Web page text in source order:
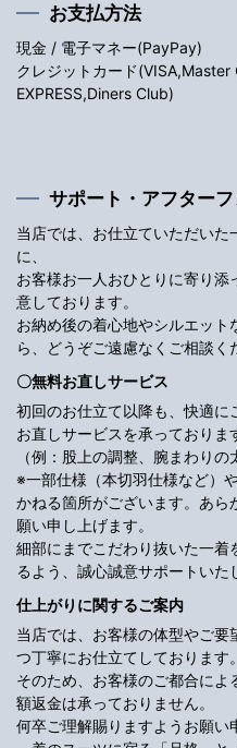
お支払方法
現金 / 電子マネー(PayPay)
クレジットカード(VISA,Master
EXPRESS,Diners Club)
サポート・アフター
当店では、お仕立ていただい
に、
お客様お一人おひとりに寄り
意しております。
お納め後の着心地やシルエッ
ら、どうぞご遠慮なくご相談く
〇無料お直しサービス
初回のお仕立て以降も、快適
お直しサービスを承っておりま
（例：股上の調整、腕まわりの
※一部仕様（本切羽仕様など）
かねる箇所がございます。あら
願い申し上げます。
細部にまでこだわり抜いた一着
るよう、誠心誠意サポートいた
仕上がりに関するご案内
当店では、お客様の体型やご
つ丁寧にお仕立てしております。
そのため、お客様のご都合に
額返金は承っておりません。
何卒ご理解賜りますようお願い